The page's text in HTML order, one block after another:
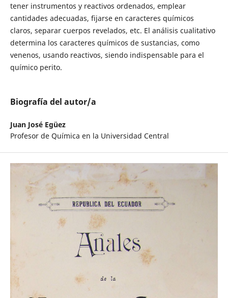
tener instrumentos y reactivos ordenados, emplear
cantidades adecuadas, fijarse en caracteres químicos
claros, separar cuerpos revelados, etc. El análisis cualitativo
determina los caracteres químicos de sustancias, como
venenos, usando reactivos, siendo indispensable para el
químico perito.
Biografía del autor/a
Juan José Egüez
Profesor de Química en la Universidad Central